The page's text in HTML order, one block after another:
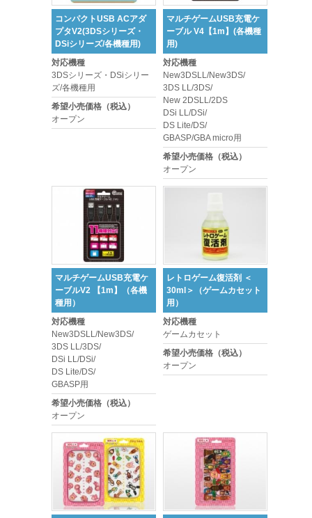
コンパクトUSB ACアダ
プタV2(3DSシリーズ・
DSiシリーズ/各機種用)
対応機種
3DSシリーズ・DSiシリー
ズ/各機種用
希望小売価格（税込）
オープン
マルチゲームUSB充電ケ
ーブル V4【1m】(各機種
用)
対応機種
New3DSLL/New3DS/
3DS LL/3DS/
New 2DSLL/2DS
DSi LL/DSi/
DS Lite/DS/
GBASP/GBA micro用
希望小売価格（税込）
オープン
マルチゲームUSB充電ケ
ーブルV2 【1m】（各機
種用）
対応機種
New3DSLL/New3DS/
3DS LL/3DS/
DSi LL/DSi/
DS Lite/DS/
GBASP用
希望小売価格（税込）
オープン
レトロゲーム復活剤 ＜
30ml＞（ゲームカセット
用）
対応機種
ゲームカセット
希望小売価格（税込）
オープン